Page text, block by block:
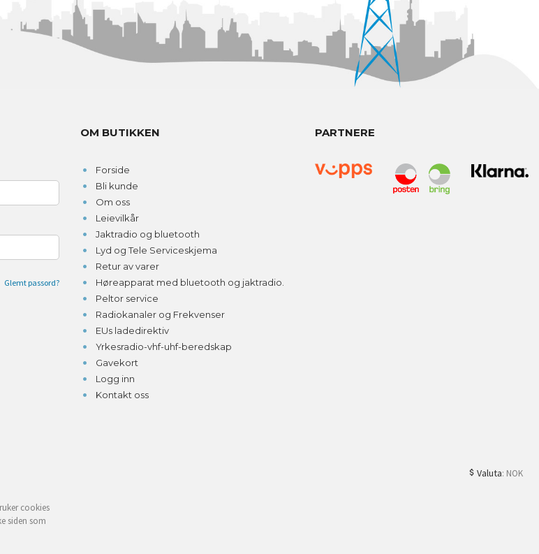
Glemt passord?
OM BUTIKKEN
Forside
Bli kunde
Om oss
Leievilkår
Jaktradio og bluetooth
Lyd og Tele Serviceskjema
Retur av varer
Høreapparat med bluetooth og jaktradio.
Peltor service
Radiokanaler og Frekvenser
EUs ladedirektiv
Yrkesradio-vhf-uhf-beredskap
Gavekort
Logg inn
Kontakt oss
PARTNERE
Valuta: NOK
cookies
siden som